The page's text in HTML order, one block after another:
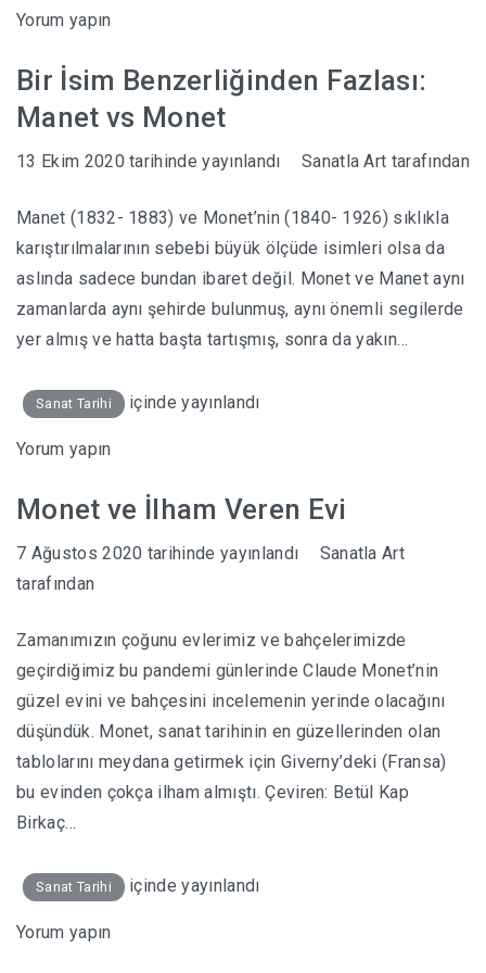
Yorum yapın
Bir İsim Benzerliğinden Fazlası:
Manet vs Monet
13 Ekim 2020 tarihinde yayınlandı Sanatla Art tarafından
Manet (1832- 1883) ve Monet’nin (1840- 1926) sıklıkla
karıştırılmalarının sebebi büyük ölçüde isimleri olsa da
aslında sadece bundan ibaret değil. Monet ve Manet aynı
zamanlarda aynı şehirde bulunmuş, aynı önemli segilerde
yer almış ve hatta başta tartışmış, sonra da yakın…
Sanat Tarihi içinde yayınlandı
Yorum yapın
Monet ve İlham Veren Evi
7 Ağustos 2020 tarihinde yayınlandı
Sanatla Art
tarafından
Zamanımızın çoğunu evlerimiz ve bahçelerimizde
geçirdiğimiz bu pandemi günlerinde Claude Monet’nin
güzel evini ve bahçesini incelemenin yerinde olacağını
düşündük. Monet, sanat tarihinin en güzellerinden olan
tablolarını meydana getirmek için Giverny’deki (Fransa)
bu evinden çokça ilham almıştı. Çeviren: Betül Kap
Birkaç…
Sanat Tarihi içinde yayınlandı
Yorum yapın